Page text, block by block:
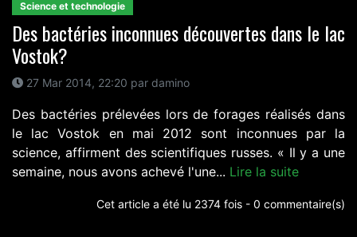
Science et technologie
Des bactéries inconnues découvertes dans le lac
Vostok?
27 Mar 2014, 22:20 par damino
Des bactéries prélevées lors de forages réalisés dans
le lac Vostok en mai 2012 sont inconnues par la
science, affirment des scientifiques russes. « Il y a une
semaine, nous avons achevé l'une... Lire la suite
Cet article a été lu 2374 fois - 0 commentaire(s)